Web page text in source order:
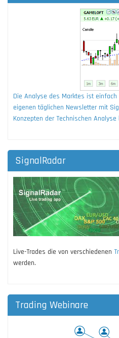
Die Analyse des Marktes ist
eigenen täglichen Newsletter mit
Konzepten der Technischen Analyse
SignalRadar
Live-Trades die von verschiedenen
werden.
Trading Webinare